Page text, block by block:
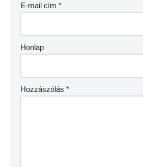
E-mail cím *
Honlap
Hozzászólás *